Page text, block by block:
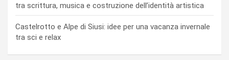
tra scrittura, musica e costruzione dell’identità artistica
Castelrotto e Alpe di Siusi: idee per una vacanza invernale
tra sci e relax